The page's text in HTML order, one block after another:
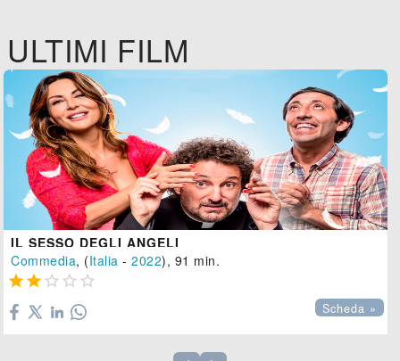
ULTIMI FILM
IL SESSO DEGLI ANGELI
Commedia, (Italia -2022), 91 min.
    
Scheda »